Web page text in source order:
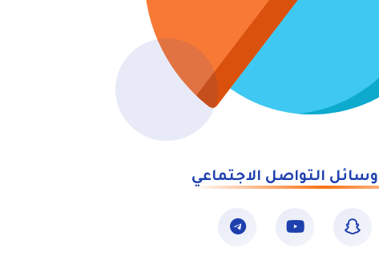
وسائل التواصل الاجتماعي